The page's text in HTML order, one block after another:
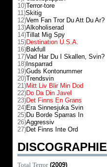
10)Terror-tore
11)Skitig
12)Vem Fan Tror Du Att Du Ar?
13)Alkoholiserad
14)Tillat Mig Spy
15)Destination U.S.A.
16)Bakfull
17)Vad Har Du I Skallen, Svin?
18) Insparrad
19)Guds Kontonummer
20)Trendsvin
21)Mitt Liv Blir Min Dod
22)Do Da Din Javel
23)Det Finns En Grans
24)Era Sinnesjuka Svin
25)Du Borde Sparras In
26)Aggressiv
27)Det Finns Inte Ord
DISCOGRAPHIE
Total Terror (2009)